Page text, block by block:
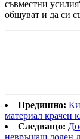
съвместни
общуват и да си
Предишно:
материал крачен
Следващо: